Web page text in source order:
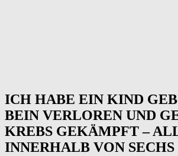
ICH HABE EIN KIND
BEIN VERLOREN UND
KREBS GEKÄMPFT –
INNERHALB VON